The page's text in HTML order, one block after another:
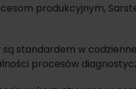
produkcyjnym,
standardem w
procesów